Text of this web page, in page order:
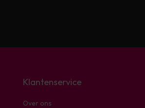
Klantenservice
Over ons